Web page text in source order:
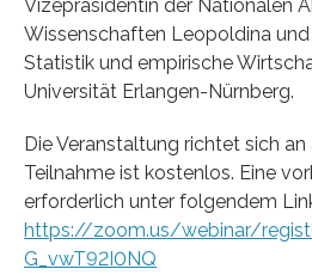
Vizepräsidentin der Nationalen
Wissenschaften Leopoldina
Statistik und empirische
Universität Erlangen-Nürnberg.
Die Veranstaltung richtet sich
Teilnahme ist kostenlos. Eine
erforderlich unter folgendem
https://zoom.us/webinar/
G_vwT92I0NQ